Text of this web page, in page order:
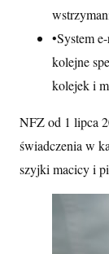
•System
kolejne
kolejek i
NFZ od 1 lipca
świadczenia w
szyjki macicy i